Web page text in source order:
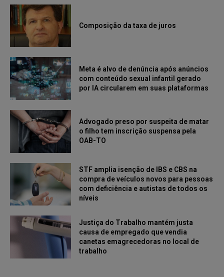
Composição da taxa de juros
Meta é alvo de denúncia após anúncios
com conteúdo sexual infantil gerado
por IA circularem em suas plataformas
Advogado preso por suspeita de matar
o filho tem inscrição suspensa pela
OAB-TO
STF amplia isenção de IBS e CBS na
compra de veículos novos para pessoas
com deficiência e autistas de todos os
níveis
Justiça do Trabalho mantém justa
causa de empregado que vendia
canetas emagrecedoras no local de
trabalho